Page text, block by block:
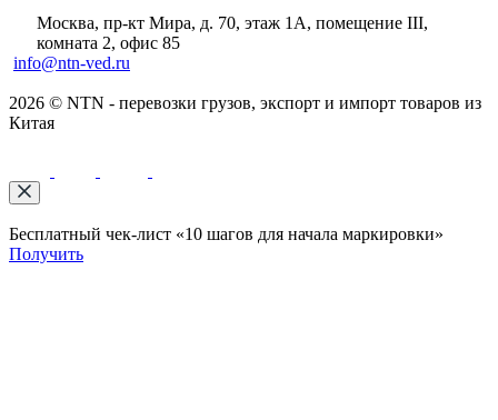
Москва, пр-кт Мира, д. 70, этаж 1А, помещение III,
комната 2, офис 85
info@ntn-ved.ru
2026 © NTN - перевозки грузов, экспорт и импорт товаров из
Китая
Бесплатный чек-лист «10 шагов для начала маркировки»
Получить